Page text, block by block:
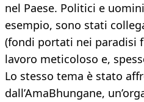
nel Paese. Politici e
esempio, sono stati
(fondi portati nei paradisi
lavoro meticoloso e,
Lo stesso tema è stato
dall’AmaBhungane,